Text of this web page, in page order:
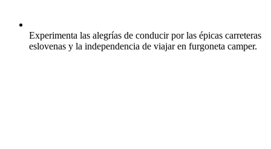
Experimenta las alegrías de conducir por las épicas carreteras
eslovenas y la independencia de viajar en furgoneta camper.